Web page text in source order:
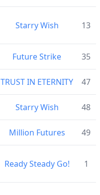
Starry Wish 13
Future Strike 35
TRUST IN ETERNITY 47
Starry Wish 48
Million Futures 49
Ready Steady Go! 1